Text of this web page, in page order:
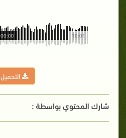
10:01
00:00
التحميل
شارك المحتوي بواسطة :